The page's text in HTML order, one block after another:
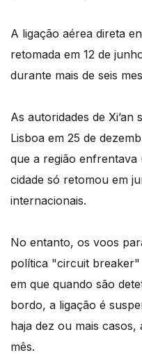
A ligação aérea direta
retomada em 12 de
durante mais de seis
As autoridades de
Lisboa em 25 de
que a região
cidade só retomou em
internacionais.
No entanto, os voos
política "circuit breaker"
em que quando são
bordo, a ligação é
haja dez ou mais
mês.